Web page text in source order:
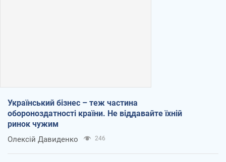
Український бізнес – теж частина
обороноздатності країни. Не віддавайте їхній
ринок чужим
Олексій Давиденко 246